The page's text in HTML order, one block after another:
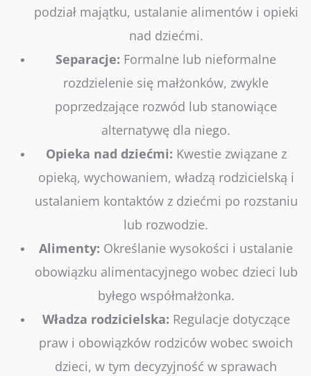
podział majątku, ustalanie alimentów i opieki
nad dziećmi.
Separacje: Formalne lub nieformalne
rozdzielenie się małżonków, zwykle
poprzedzające rozwód lub stanowiące
alternatywę dla niego.
Opieka nad dziećmi: Kwestie związane z
opieką, wychowaniem, władzą rodzicielską i
ustalaniem kontaktów z dziećmi po rozstaniu
lub rozwodzie.
Alimenty: Określanie wysokości i ustalanie
obowiązku alimentacyjnego wobec dzieci lub
byłego współmałżonka.
Władza rodzicielska: Regulacje dotyczące
praw i obowiązków rodziców wobec swoich
dzieci, w tym decyzyjność w sprawach